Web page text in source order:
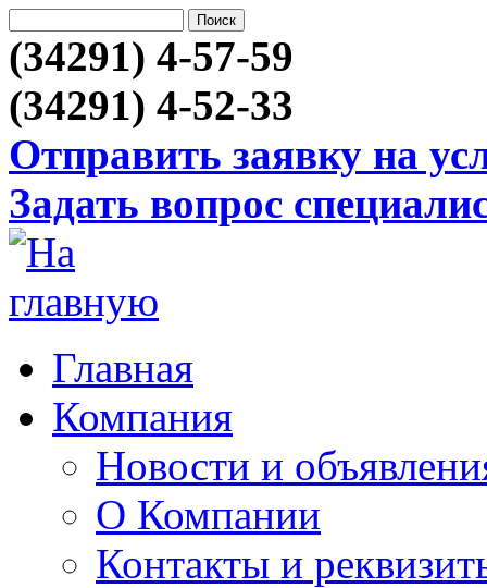
(34291) 4-57-59
(34291) 4-52-33
Отправить заявку на
Задать вопрос
Главная
Компания
Новости и
О Компании
Контакты и